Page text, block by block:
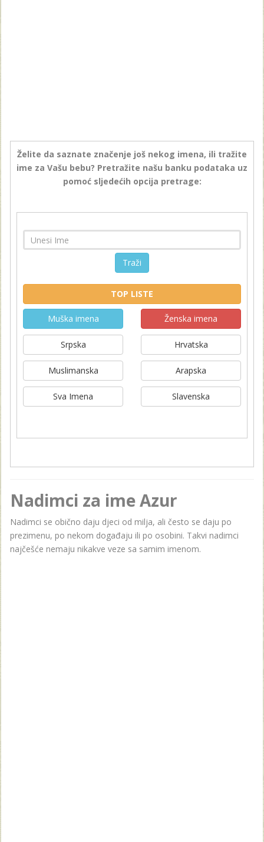
Želite da saznate značenje još nekog imena, ili tražite
ime za Vašu bebu? Pretražite našu banku podataka uz
pomoć sljedećih opcija pretrage:
Traži
TOP LISTE
Muška imena Ženska imena
Srpska Hrvatska
Muslimanska Arapska
Sva Imena Slavenska
Nadimci za ime Azur
Nadimci se obično daju djeci od milja, ali često se daju po
prezimenu, po nekom događaju ili po osobini. Takvi nadimci
najčešće nemaju nikakve veze sa samim imenom.